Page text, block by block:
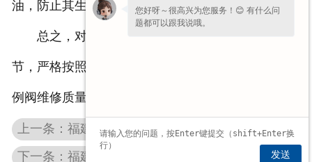
油，防止其生锈和腐蚀。
总之，对于比例阀维修，需要认真对待每一个环
节，严格按照操作规程和要求进行维修，才能确保比
例阀维修质量和性能恢复。
上一条：福建伺服阀维修之后动作的原因以及解决方法
下一条：福建伺服阀维修都可以采取哪些调试的方法？
您好呀～很高兴为您服务！😊 有什么问
题都可以跟我说哦。
发送